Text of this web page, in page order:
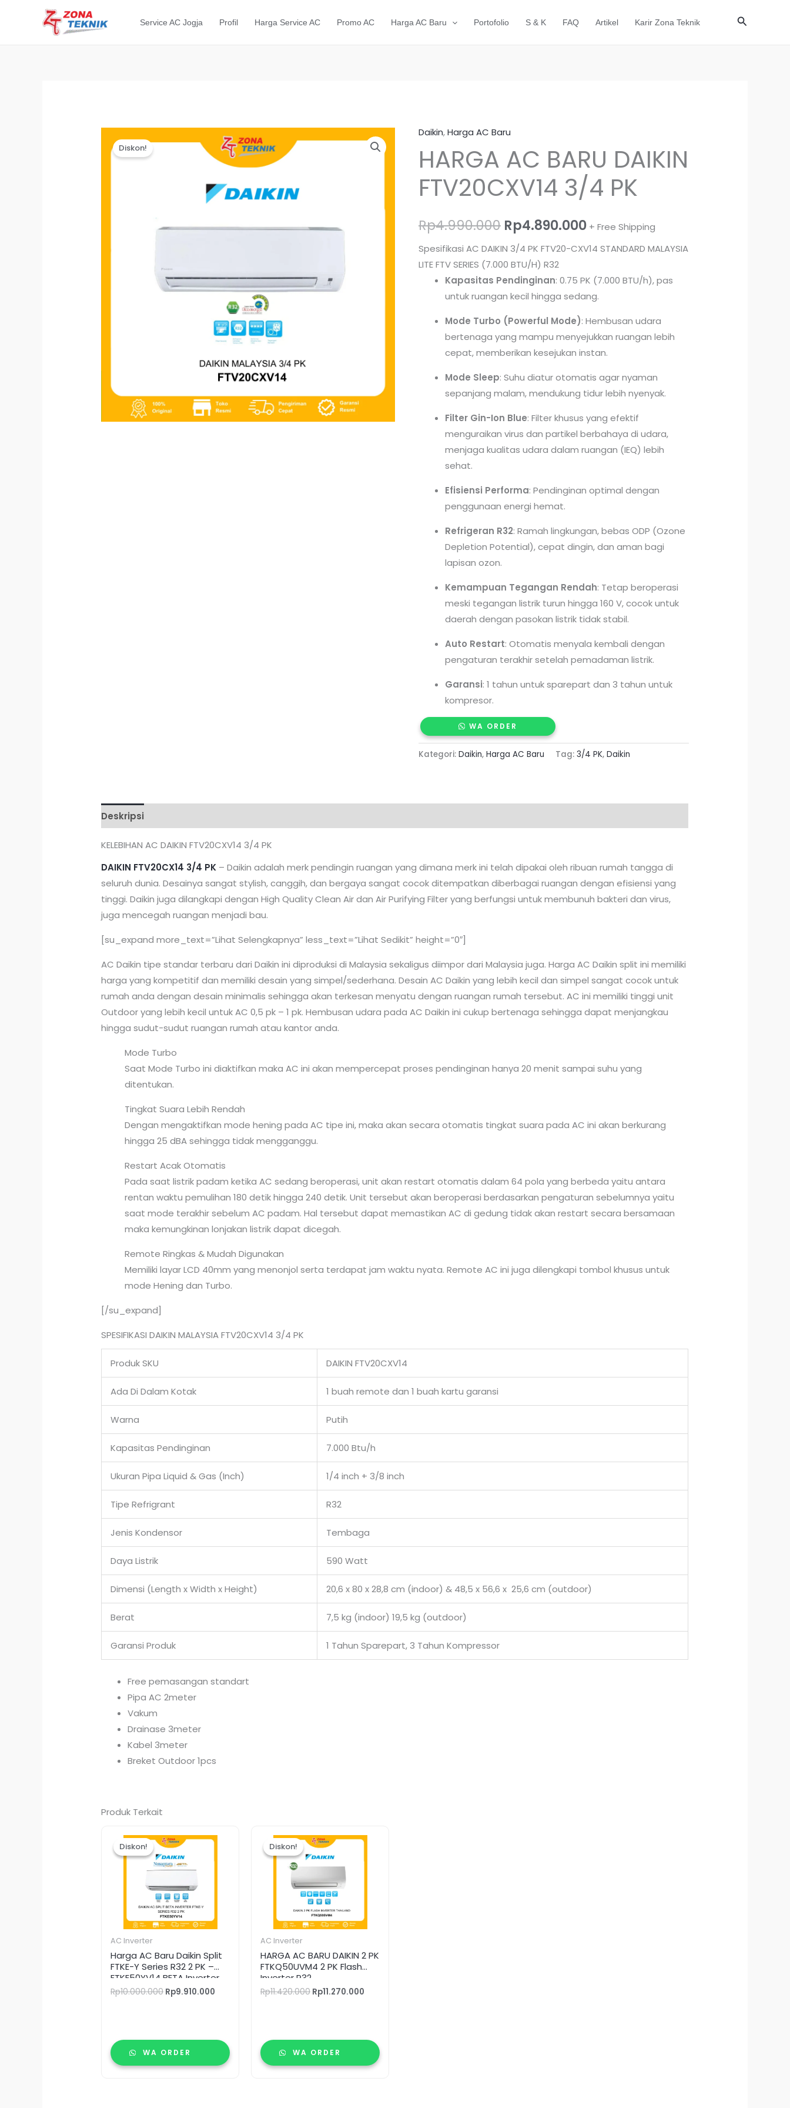
Service AC Jogja Profil Harga Service AC Promo AC Harga AC Baru Portofolio S & K FAQ Artikel Karir Zona Teknik Cari
Diskon!
Daikin,Harga AC Baru
HARGA AC BARU DAIKIN
FTV20CXV14 3/4 PK
Rp4.990.000
Harga
aslinya
adalah:
Rp4.890.000
saat
ini
Rp4.890.000.
+ Free Shipping
Spesifikasi AC DAIKIN 3/4 PK FTV20-CXV14 STANDARD MALAYSIA
LITE FTV SERIES (7.000 BTU/H) R32
Kapasitas Pendinginan: 0.75 PK (7.000 BTU/h), pas
untuk ruangan kecil hingga sedang.
Mode Turbo (Powerful Mode): Hembusan udara
bertenaga yang mampu menyejukkan ruangan lebih
cepat, memberikan kesejukan instan.
Mode Sleep: Suhu diatur otomatis agar nyaman
sepanjang malam, mendukung tidur lebih nyenyak.
Filter Gin-Ion Blue: Filter khusus yang efektif
menguraikan virus dan partikel berbahaya di udara,
menjaga kualitas udara dalam ruangan (IEQ) lebih
sehat.
Efisiensi Performa: Pendinginan optimal dengan
penggunaan energi hemat.
Refrigeran R32: Ramah lingkungan, bebas ODP (Ozone
Depletion Potential), cepat dingin, dan aman bagi
lapisan ozon.
Kemampuan Tegangan Rendah: Tetap beroperasi
meski tegangan listrik turun hingga 160 V, cocok untuk
daerah dengan pasokan listrik tidak stabil.
Auto Restart: Otomatis menyala kembali dengan
pengaturan terakhir setelah pemadaman listrik.
Garansi: 1 tahun untuk sparepart dan 3 tahun untuk
kompresor.
Kuantitas
HARGA
AC
BARU
DAIKIN
3/4
PK
WA ORDER
Kategori: Daikin, Harga AC Baru Tag: 3/4 PK, Daikin
Deskripsi
KELEBIHAN AC DAIKIN FTV20CXV14 3/4 PK
DAIKIN FTV20CX14 3/4 PK – Daikin adalah merk pendingin ruangan yang dimana merk ini telah dipakai oleh ribuan rumah tangga di
seluruh dunia. Desainya sangat stylish, canggih, dan bergaya sangat cocok ditempatkan diberbagai ruangan dengan efisiensi yang
tinggi. Daikin juga dilangkapi dengan High Quality Clean Air dan Air Purifying Filter yang berfungsi untuk membunuh bakteri dan virus,
juga mencegah ruangan menjadi bau.
[su_expand more_text=”Lihat Selengkapnya” less_text=”Lihat Sedikit” height=”0″]
AC Daikin tipe standar terbaru dari Daikin ini diproduksi di Malaysia sekaligus diimpor dari Malaysia juga. Harga AC Daikin split ini memiliki
harga yang kompetitif dan memiliki desain yang simpel/sederhana. Desain AC Daikin yang lebih kecil dan simpel sangat cocok untuk
rumah anda dengan desain minimalis sehingga akan terkesan menyatu dengan ruangan rumah tersebut. AC ini memiliki tinggi unit
Outdoor yang lebih kecil untuk AC 0,5 pk – 1 pk. Hembusan udara pada AC Daikin ini cukup bertenaga sehingga dapat menjangkau
hingga sudut-sudut ruangan rumah atau kantor anda.
Mode Turbo
Saat Mode Turbo ini diaktifkan maka AC ini akan mempercepat proses pendinginan hanya 20 menit sampai suhu yang
ditentukan.
Tingkat Suara Lebih Rendah
Dengan mengaktifkan mode hening pada AC tipe ini, maka akan secara otomatis tingkat suara pada AC ini akan berkurang
hingga 25 dBA sehingga tidak mengganggu.
Restart Acak Otomatis
Pada saat listrik padam ketika AC sedang beroperasi, unit akan restart otomatis dalam 64 pola yang berbeda yaitu antara
rentan waktu pemulihan 180 detik hingga 240 detik. Unit tersebut akan beroperasi berdasarkan pengaturan sebelumnya yaitu
saat mode terakhir sebelum AC padam. Hal tersebut dapat memastikan AC di gedung tidak akan restart secara bersamaan
maka kemungkinan lonjakan listrik dapat dicegah.
Remote Ringkas & Mudah Digunakan
Memiliki layar LCD 40mm yang menonjol serta terdapat jam waktu nyata. Remote AC ini juga dilengkapi tombol khusus untuk
mode Hening dan Turbo.
[/su_expand]
SPESIFIKASI DAIKIN MALAYSIA FTV20CXV14 3/4 PK
Produk SKU DAIKIN FTV20CXV14
Ada Di Dalam Kotak 1 buah remote dan 1 buah kartu garansi
Warna Putih
Kapasitas Pendinginan 7.000 Btu/h
Ukuran Pipa Liquid & Gas (Inch) 1/4 inch + 3/8 inch
Tipe Refrigrant R32
Jenis Kondensor Tembaga
Daya Listrik 590 Watt
Dimensi (Length x Width x Height) 20,6 x 80 x 28,8 cm (indoor) & 48,5 x 56,6 x 25,6 cm (outdoor)
Berat 7,5 kg (indoor) 19,5 kg (outdoor)
Garansi Produk 1 Tahun Sparepart, 3 Tahun Kompressor
Free pemasangan standart
Pipa AC 2meter
Vakum
Drainase 3meter
Kabel 3meter
Breket Outdoor 1pcs
Produk Terkait
Diskon!
Diskon!
AC Inverter
Harga AC Baru Daikin Split
FTKE-Y Series R32 2 PK –
FTKE50YV14 BETA Inverter
Rp10.000.000
aslinya
adalah:
Rp10.000.000.
Rp9.910.000
WA ORDER
Diskon!
Diskon!
AC Inverter
HARGA AC BARU DAIKIN 2 PK
FTKQ50UVM4 2 PK Flash
Inverter R32
Rp11.420.000
aslinya
adalah:
Rp11.420.000.
Rp11.270.000
saat
adalah:
WA ORDER